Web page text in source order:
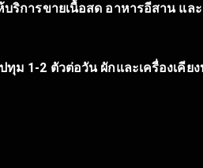
ริการขายเนื้อสด อาหารอีสาน แล
ม 1-2 ตัวต่อวัน ผักและเครื่องเคีย